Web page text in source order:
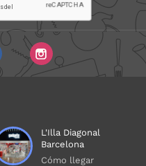
L'Illa Diagonal
Barcelona
Cómo llegar